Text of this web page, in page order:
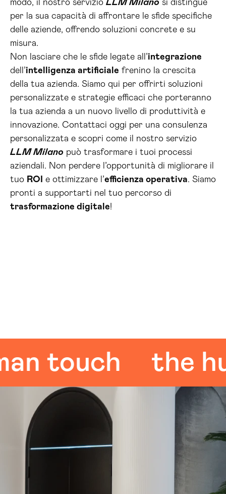
modo, il nostro servizio LLM Milano si distingue
per la sua capacità di affrontare le sfide specifiche
delle aziende, offrendo soluzioni concrete e su
misura.
Non lasciare che le sfide legate all’integrazione
dell’intelligenza artificiale frenino la crescita
della tua azienda. Siamo qui per offrirti soluzioni
personalizzate e strategie efficaci che porteranno
la tua azienda a un nuovo livello di produttività e
innovazione. Contattaci oggi per una consulenza
personalizzata e scopri come il nostro servizio
LLM Milano può trasformare i tuoi processi
aziendali. Non perdere l’opportunità di migliorare il
tuo ROI e ottimizzare l’efficienza operativa. Siamo
pronti a supportarti nel tuo percorso di
trasformazione digitale!
the